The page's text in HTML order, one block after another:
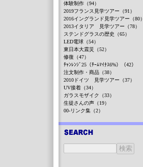
体験制作（94）
2019フランス見学ツアー（91）
2016イングランド見学ツアー（80）
2013イタリア 見学ツアー（78）
ステンドグラスの歴史（65）
LED電球（54）
東日本大震災（52）
修復（47）
ﾁｬﾝﾚﾝｼﾞ25（ﾁｰﾑﾏｲﾅｽ6%）（42）
注文制作・商品（38）
2010ドイツ 見学ツアー（37）
UV接着（34）
ガラスモザイク（33）
生徒さんの声（19）
00-リンク集（2）